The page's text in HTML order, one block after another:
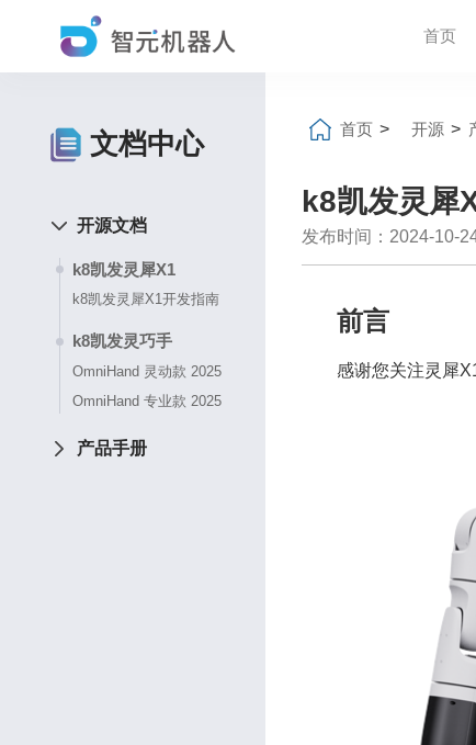
首页
文档中心
开源文档
k8凯发灵犀X1
k8凯发灵犀X1开发指南
k8凯发灵巧手
OmniHand 灵动款 2025
OmniHand 专业款 2025
产品手册
首页 > 开源 >
k8凯发灵犀
发布时间：2024-10-
前言
感谢您关注灵犀